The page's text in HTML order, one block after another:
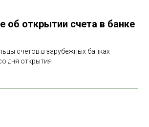
об открытии счета в банке
счетов в зарубежных банках
дня открытия